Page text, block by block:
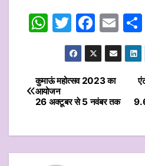
W
at
s
A
p
T
w
itt
er
F
a
c
e
b
o
k
E
m
ai
Post
navigation
कुमाऊं महोत्सव 2023 का
आयोजन
26 अक्टूबर से 5 नवंबर तक